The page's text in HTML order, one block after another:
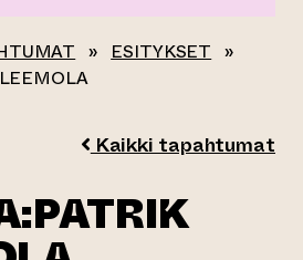
» ESITYKSET »
Kaikki tapahtumat